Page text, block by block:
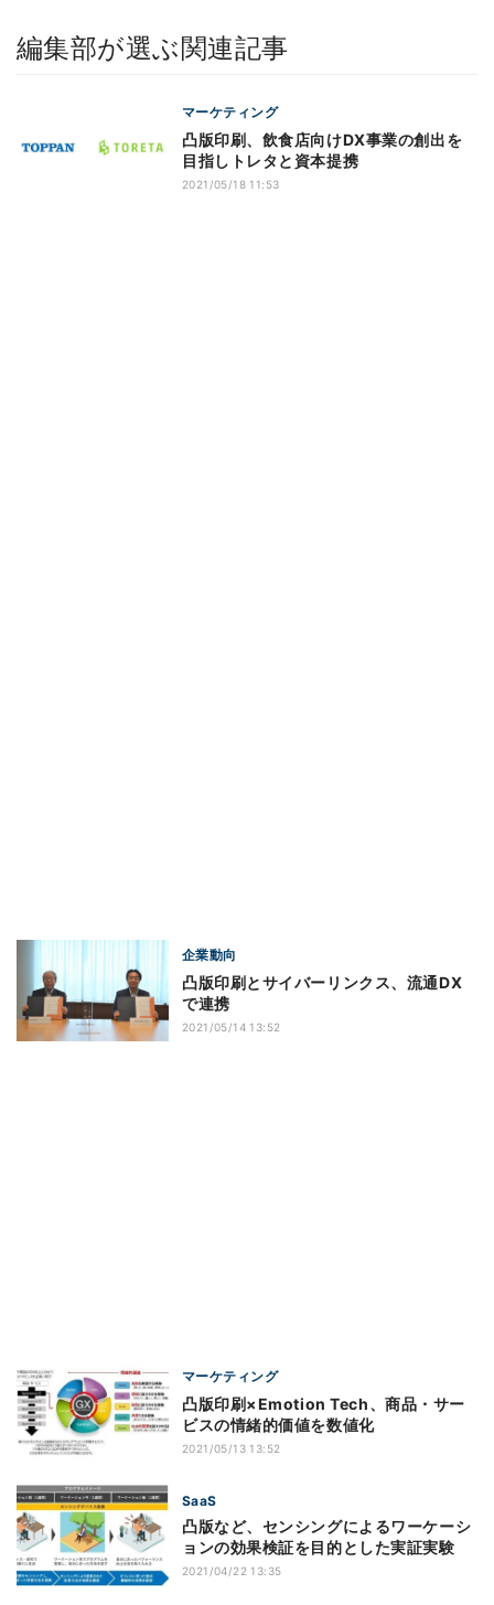
編集部が選ぶ関連記事
マーケティング
凸版印刷、飲食店向けDX事業の創出を
目指しトレタと資本提携
2021/05/18 11:53
企業動向
凸版印刷とサイバーリンクス、流通DX
で連携
2021/05/14 13:52
マーケティング
凸版印刷×Emotion Tech、商品・サー
ビスの情緒的価値を数値化
2021/05/13 13:52
SaaS
凸版など、センシングによるワーケーシ
ョンの効果検証を目的とした実証実験
2021/04/22 13:35